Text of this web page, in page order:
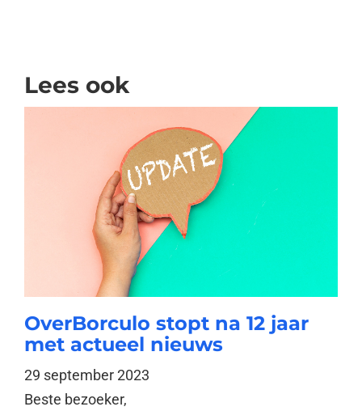
Lees ook
OverBorculo stopt na 12 jaar
met actueel nieuws
29 september 2023
Beste bezoeker,